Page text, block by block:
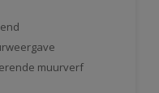
muurverf